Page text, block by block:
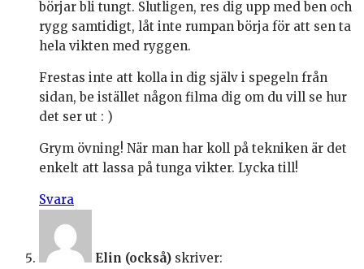
börjar bli tungt. Slutligen, res dig upp med ben och
rygg samtidigt, låt inte rumpan börja för att sen ta
hela vikten med ryggen.
Frestas inte att kolla in dig själv i spegeln från
sidan, be istället någon filma dig om du vill se hur
det ser ut : )
Grym övning! När man har koll på tekniken är det
enkelt att lassa på tunga vikter. Lycka till!
Svara
Elin (också) skriver: